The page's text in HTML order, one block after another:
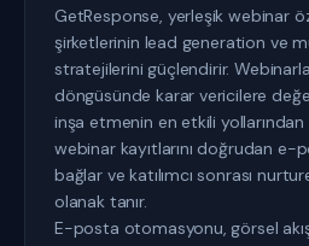
GetResponse, yerleşik webinar
şirketlerinin lead generation ve
stratejilerini güçlendirir.
döngüsünde karar vericilere
inşa etmenin en etkili
webinar kayıtlarını doğrudan e-
bağlar ve katılımcı sonrası
olanak tanır.
E-posta otomasyonu, görsel